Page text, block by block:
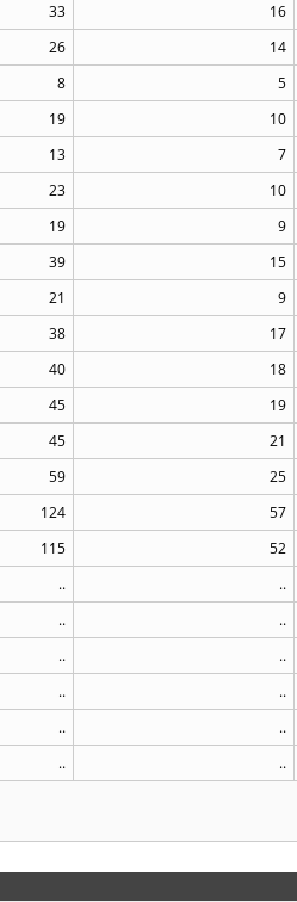
33 16
26 14
8 5
19 10
13 7
23 10
19 9
39 15
21 9
38 17
40 18
45 19
45 21
59 25
124 57
115 52
.. ..
.. ..
.. ..
.. ..
.. ..
.. ..